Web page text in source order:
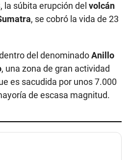
la súbita erupción del volcán
, se cobró la vida de 23
del denominadoAnillo
, una zona de gran actividad
es sacudida por unos 7.000
de escasa magnitud.